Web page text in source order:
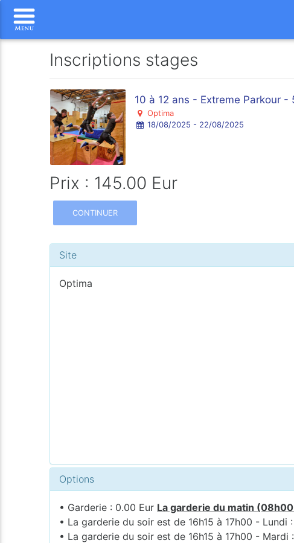
Inscriptions stages
10 à 12 ans - Extreme Parkour -
Optima
18/08/2025 - 22/08/2025
Prix : 145.00 Eur
CONTINUER
Site
Optima
Options
• Garderie : 0.00 Eur La garderie du matin
• La garderie du soir est de 16h15 à 17h00 - Lundi
• La garderie du soir est de 16h15 à 17h00 - Mardi